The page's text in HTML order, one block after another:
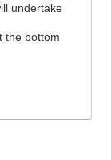
undertake
the bottom